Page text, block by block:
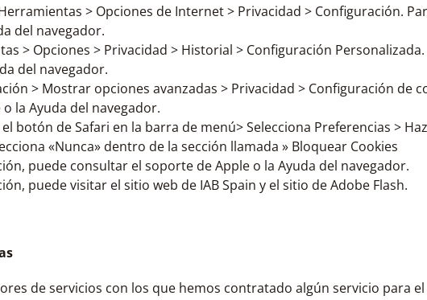
­> Opciones de Internet ­> Privacidad ­> Configuración.
del navegador.
­> Opciones ­> Privacidad ­> Historial ­> Configuración
del navegador.
­> Mostrar opciones avanzadas ­> Privacidad ­> Configuración de
la Ayuda del navegador.
botón de Safari en la barra de menú> Selecciona Preferencias ­>
«Nunca» dentro de la sección llamada » Bloquear Cookies
puede consultar el soporte de Apple o la Ayuda del navegador.
puede visitar el sitio web de IAB Spain y el sitio de Adobe Flash.
de servicios con los que hemos contratado algún servicio para